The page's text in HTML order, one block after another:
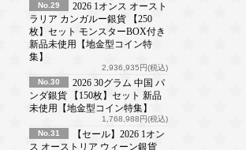
No.29
2026 1オンス オースト
ラリア カンガルー銀貨 【250
枚】セット モンスターBOX付き
新品未使用【地金型コイン特
集】
2,936,935円(税込)
No.30
2026 30グラム 中国 パ
ンダ銀貨 【150枚】セット 新品
未使用【地金型コイン特集】
1,768,988円(税込)
No.31
【セール】2026 1オン
ス オーストリア ウィーン銀貨